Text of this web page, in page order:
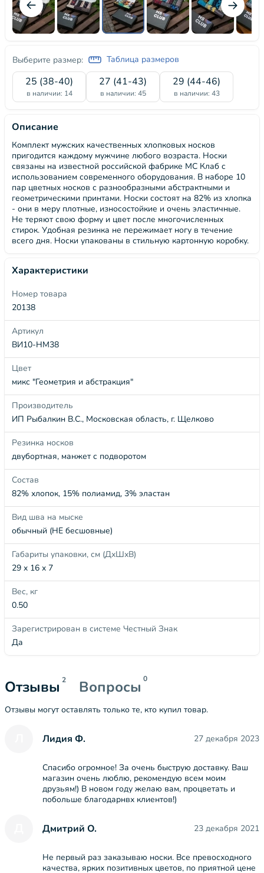
Выберите размер: Таблица размеров
25 (38-40)
в наличии: 14
27 (41-43)
в наличии: 45
29 (44-46)
в наличии: 43
Описание
Комплект мужских качественных хлопковых носков
пригодится каждому мужчине любого возраста. Носки
связаны на известной российской фабрике МС Клаб c
использованием современного оборудования. В наборе 10
пар цветных носков с разнообразными абстрактными и
геометрическими принтами. Носки состоят на 82% из хлопка
- они в меру плотные, износостойкие и очень эластичные.
Не теряют свою форму и цвет после многочисленных
стирок. Удобная резинка не пережимает ногу в течение
всего дня. Носки упакованы в стильную картонную коробку.
Характеристики
Номер товара
20138
Артикул
ВИ10-НМ38
Цвет
микс "Геометрия и абстракция"
Производитель
ИП Рыбалкин В.С., Московская область, г. Щелково
Резинка носков
двубортная, манжет с подворотом
Состав
82% хлопок, 15% полиамид, 3% эластан
Вид шва на мыске
обычный (НЕ бесшовные)
Габариты упаковки, см (ДхШхВ)
29 x 16 x 7
Вес, кг
0.50
Зарегистрирован в системе Честный Знак
Да
Отзывы 2 Вопросы 0
Отзывы могут оставлять только те, кто купил товар.
Лидия Ф. 27 декабря 2023
Спасибо огромное! За очень быструю доставку. Ваш
магазин очень люблю, рекомендую всем моим
друзьям!) В новом году желаю вам, процветать и
побольше благодарнвх клиентов!)
Дмитрий О. 23 декабря 2021
Не первый раз заказываю носки. Все превосходного
качества, ярких позитивных цветов, по приятной цене